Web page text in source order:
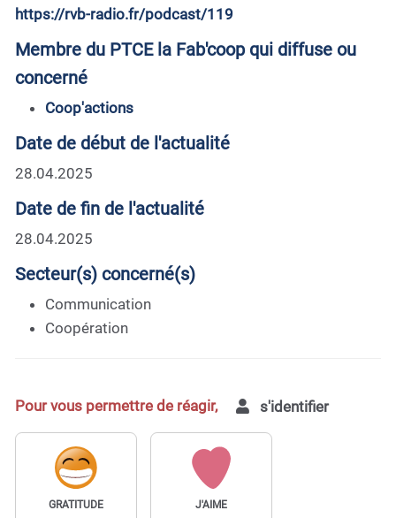
https://rvb-radio.fr/podcast/119
Membre du PTCE la Fab'coop qui diffuse ou
concerné
Coop'actions
Date de début de l'actualité
28.04.2025
Date de fin de l'actualité
28.04.2025
Secteur(s) concerné(s)
Communication
Coopération
Pour vous permettre de réagir, s'identifier
GRATITUDE J'AIME